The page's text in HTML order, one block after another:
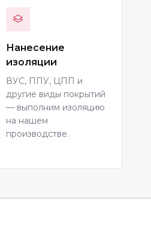
Нанесение
изоляции
ВУС, ППУ, ЦПП и
другие виды покрытий
— выполним изоляцию
на нашем
производстве.